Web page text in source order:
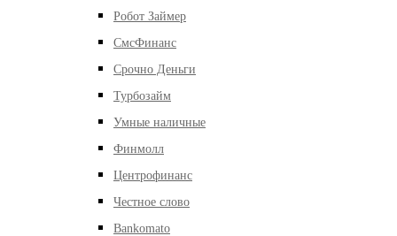
Робот Займер
СмсФинанс
Срочно Деньги
Турбозайм
Умные наличные
Финмолл
Центрофинанс
Честное слово
Bankomato